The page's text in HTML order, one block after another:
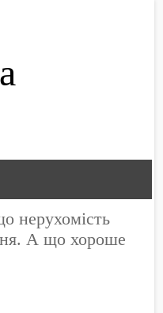
нерухомість
А що хороше